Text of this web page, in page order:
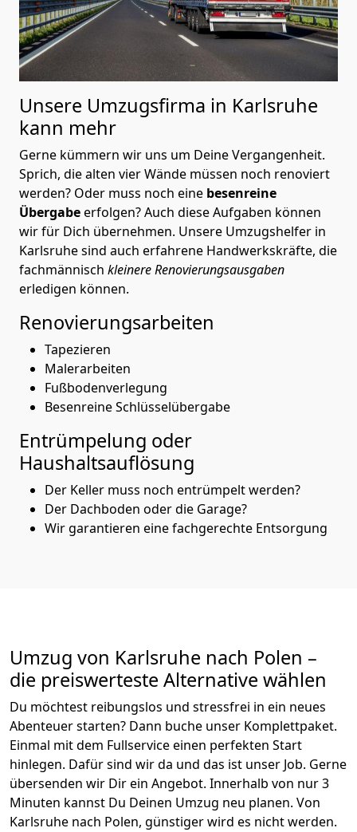
Unsere Umzugsfirma in Karlsruhe
kann mehr
Gerne kümmern wir uns um Deine Vergangenheit.
Sprich, die alten vier Wände müssen noch renoviert
werden? Oder muss noch eine besenreine
Übergabeerfolgen? Auch diese Aufgaben können
wir für Dich übernehmen. Unsere Umzugshelfer in
Karlsruhe sind auch erfahrene Handwerkskräfte, die
fachmännisch kleinere Renovierungsausgaben
erledigen können.
Renovierungsarbeiten
Tapezieren
Malerarbeiten
Fußbodenverlegung
Besenreine Schlüsselübergabe
Entrümpelung oder
Haushaltsauflösung
Der Keller muss noch entrümpelt werden?
Der Dachboden oder die Garage?
Wir garantieren eine fachgerechte Entsorgung
Umzug von Karlsruhe nach Polen –
die preiswerteste Alternative wählen
Du möchtest reibungslos und stressfrei in ein neues
Abenteuer starten? Dann buche unser Komplettpaket.
Einmal mit dem Fullservice einen perfekten Start
hinlegen. Dafür sind wir da und das ist unser Job. Gerne
übersenden wir Dir ein Angebot. Innerhalb von nur3
Minuten kannst Du Deinen Umzug neu planen. Von
Karlsruhe nach Polen, günstiger wird es nicht werden.